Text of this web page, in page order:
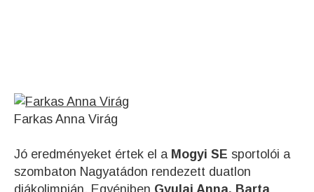
Farkas Anna Virág
Jó eredményeket értek el a Mogyi SE sportolói a
szombaton Nagyatádon rendezett duatlon
diákolimpián. Egyéniben Gyulai Anna, Barta